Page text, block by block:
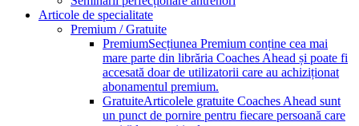
Articole de specialitate
Premium / Gratuite
PremiumSecțiunea Premium conține cea mai
mare parte din librăria Coaches Ahead și poate fi
accesată doar de utilizatorii care au achiziționat
abonamentul premium.
GratuiteArticolele gratuite Coaches Ahead sunt
un punct de pornire pentru fiecare persoană care